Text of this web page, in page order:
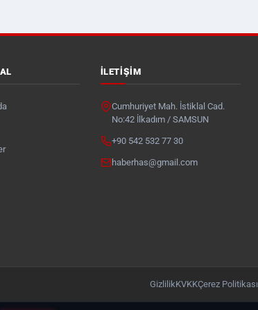
İLETIŞIM
Cumhuriyet Mah. İstiklal Cad.
No:42 İlkadım / SAMSUN
+90 542 532 77 30
haberhas@gmail.com
GizlilikKVKKÇerez Politikası